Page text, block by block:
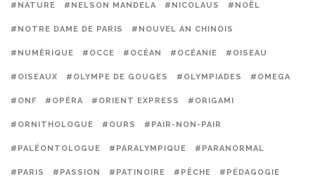
#NATURE #NELSON MANDELA #NICOLAUS #NOËL
#NOTRE DAME DE PARIS #NOUVEL AN CHINOIS
#NUMÉRIQUE #OCCE #OCÉAN #OCÉANIE #OISEAU
#OISEAUX #OLYMPE DE GOUGES #OLYMPIADES #OMEGA
#ONF #OPÉRA #ORIENT EXPRESS #ORIGAMI
#ORNITHOLOGUE #OURS #PAIR-NON-PAIR
#PALÉONTOLOGUE #PARALYMPIQUE #PARANORMAL
#PARIS #PASSION #PATINOIRE #PÊCHE #PÉDAGOGIE